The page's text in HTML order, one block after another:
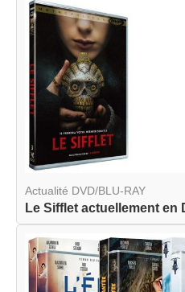
Actualité DVD/BLU-RAY
Le Sifflet actuellement en